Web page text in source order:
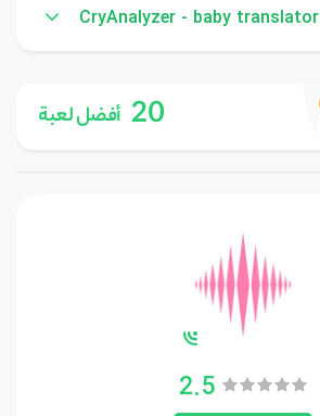
CryAnalyzer - baby translator
20 أفضل لعبة
2.5